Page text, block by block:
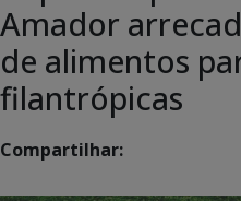
Amador
de alimentos
filantrópicas
Compartilhar: